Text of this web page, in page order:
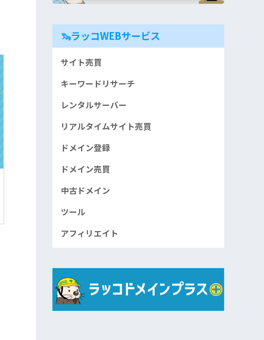
🦦ラッコWEBサービス
サイト売買
キーワードリサーチ
レンタルサーバー
リアルタイムサイト売買
ドメイン登録
ドメイン売買
中古ドメイン
ツール
アフィリエイト